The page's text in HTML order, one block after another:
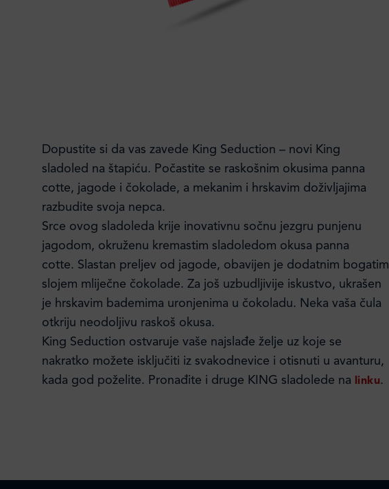
Dopustite si da vas zavede King Seduction – novi King
sladoled na štapiću. Počastite se raskošnim okusima panna
cotte, jagode i čokolade, a mekanim i hrskavim doživljajima
razbudite svoja nepca.
Srce ovog sladoleda krije inovativnu sočnu jezgru punjenu
jagodom, okruženu kremastim sladoledom okusa panna
cotte. Slastan preljev od jagode, obavijen je dodatnim bogatim
slojem mliječne čokolade. Za još uzbudljivije iskustvo, ukrašen
je hrskavim bademima uronjenima u čokoladu. Neka vaša čula
otkriju neodoljivu raskoš okusa.
King Seduction ostvaruje vaše najslađe želje uz koje se
nakratko možete isključiti iz svakodnevice i otisnuti u avanturu,
kada god poželite. Pronađite i druge KING sladolede na
linku.